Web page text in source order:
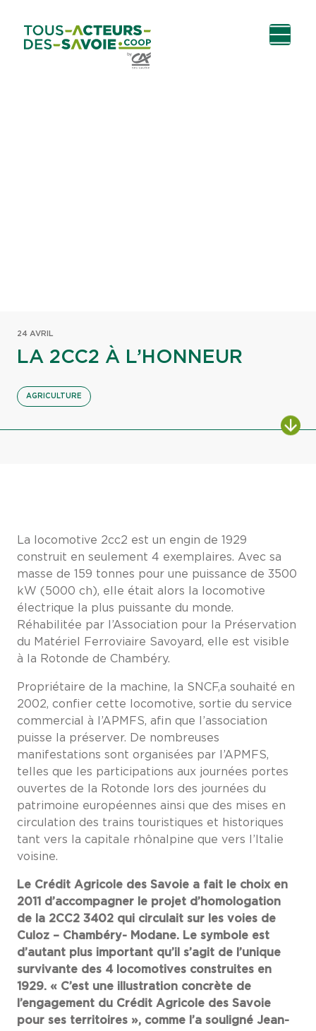
contenu
principal
24 AVRIL
LA 2CC2 À L’HONNEUR
AGRICULTURE
La locomotive 2cc2 est un engin de 1929
construit en seulement 4 exemplaires. Avec sa
masse de 159 tonnes pour une puissance de 3500
kW (5000 ch), elle était alors la locomotive
électrique la plus puissante du monde.
Réhabilitée par l’Association pour la Préservation
du Matériel Ferroviaire Savoyard, elle est visible
à la Rotonde de Chambéry.
Propriétaire de la machine, la SNCF,a souhaité en
2002, confier cette locomotive, sortie du service
commercial à l’APMFS, afin que l’association
puisse la préserver. De nombreuses
manifestations sont organisées par l’APMFS,
telles que les participations aux journées portes
ouvertes de la Rotonde lors des journées du
patrimoine européennes ainsi que des mises en
circulation des trains touristiques et historiques
tant vers la capitale rhônalpine que vers l’Italie
voisine.
Le Crédit Agricole des Savoie a fait le choix en
2011 d’accompagner le projet d’homologation
de la 2CC2 3402 qui circulait sur les voies de
Culoz – Chambéry- Modane. Le symbole est
d’autant plus important qu’il s’agit de l’unique
survivante des 4 locomotives construites en
1929. « C’est une illustration concrète de
l’engagement du Crédit Agricole des Savoie
pour ses territoires », comme l’a souligné Jean-